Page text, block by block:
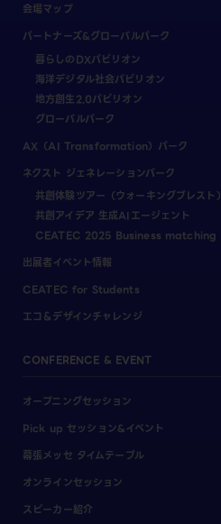
会場マップ
パートナーズ&グローバルパーク
暮らしのDXパビリオン
海洋デジタル社会パビリオン
地方創生2.0パビリオン
グローバルパーク
AX（AI Transformation）パーク
ネクスト ジェネレーションパーク
共創体験ツアー（ウォーキングブレスト）
共創アイデア 生成AIエージェント
CEATEC 2025 Business matching
出展者イベント情報
CEATEC for Students
エコ＆デザインチャレンジ
CONFERENCE & EVENT
オープニングセッション
Pick up セッション&イベント
幕張メッセ タイムテーブル
オンラインセッション
スピーカー紹介